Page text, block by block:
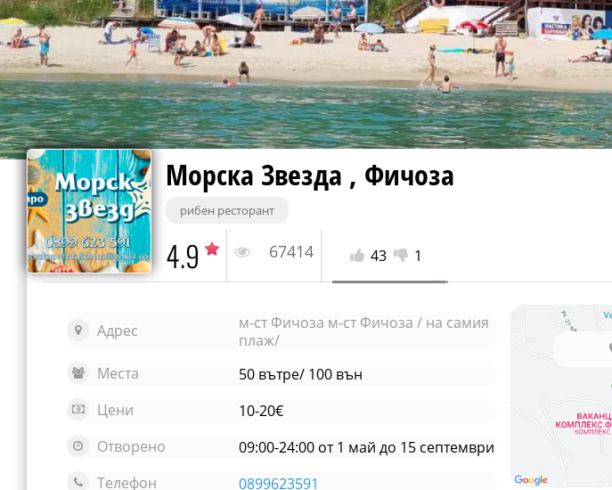
Банско
Всички останали
Пловдив
Банско
Морска Звезда , Фичоза
рибен ресторант
4.9 67414 43 1
Адрес
м-ст Фичоза м-ст Фичоза / на самия
плаж/
Места
50 вътре/ 100 вън
Цени
10-20€
Отворено
09:00-24:00 от 1 май до 15 септември
Телефон
0899623591